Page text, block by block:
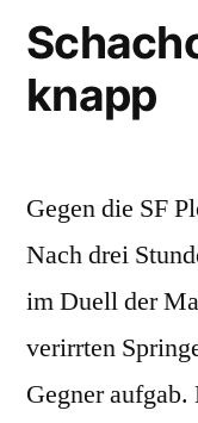
knapp
Gegen die SF
Nach drei
im Duell der
verirrten
Gegner